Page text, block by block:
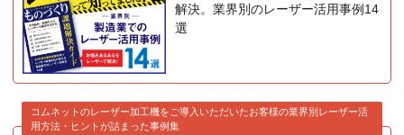
解決。業界別のレーザー活用事例14
選
コムネットのレーザー加工機をご導入いただいたお客様の業界別レーザー活
用方法・ヒントが詰まった事例集